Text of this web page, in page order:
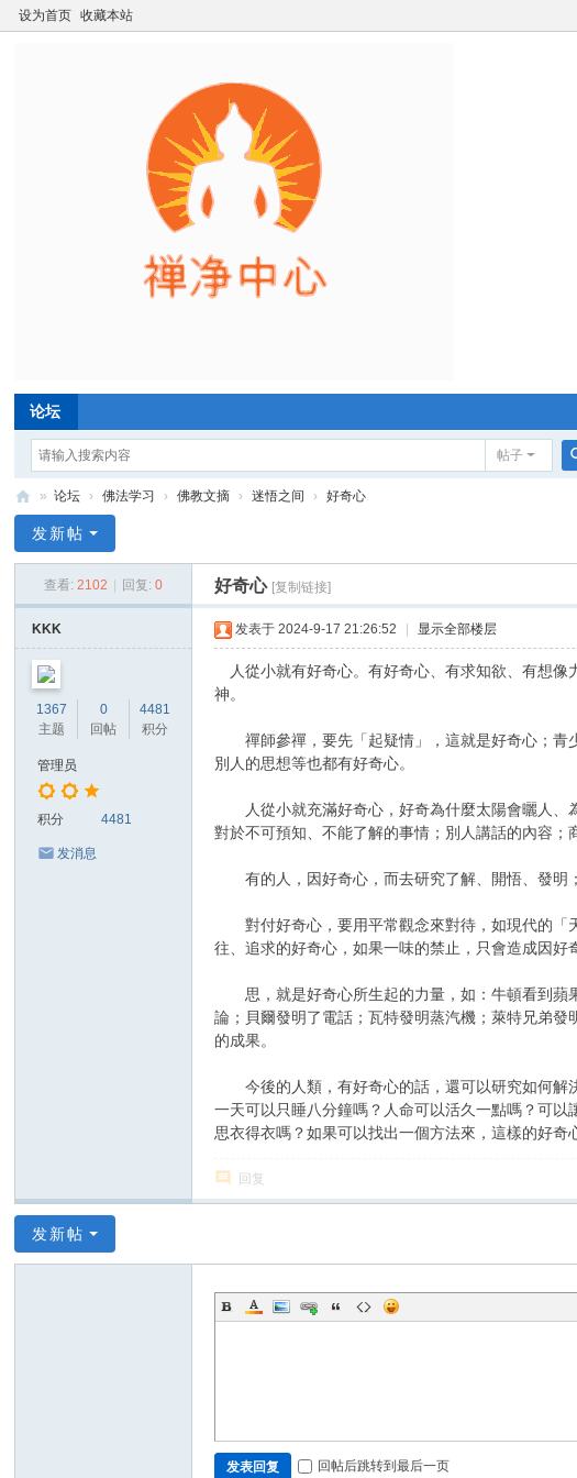
设为首页 收藏本站
论坛
帖子
净
心
» 论坛 › 佛法学习 › 佛教文摘 › 迷悟之间 › 好奇心
发新帖
查看: 2102 回复: 0 好奇心 [复制链接]
KKK
1367
主题
0
回帖
4481
积分
管理员
积分 4481
发消息
发表于 2024-9-17 21:26:52 显示全部楼层
人從小就有好奇心。有好奇心、有求知欲、有想像
神。
禪師參禪，要先「起疑情」，這就是好奇心；青少
別人的思想等也都有好奇心。
人從小就充滿好奇心，好奇為什麼太陽會曬人、
對於不可預知、不能了解的事情；別人講話的內容；
有的人，因好奇心，而去研究了解、開悟、發明
對付好奇心，要用平常觀念來對待，如現代的「
往、追求的好奇心，如果一味的禁止，只會造成因好
思，就是好奇心所生起的力量，如：牛頓看到蘋
論；貝爾發明了電話；瓦特發明蒸汽機；萊特兄弟
的成果。
今後的人類，有好奇心的話，還可以研究如何解
一天可以只睡八分鐘嗎？人命可以活久一點嗎？可
思衣得衣嗎？如果可以找出一個方法來，這樣的好奇
回复
发新帖
发表回复 回帖后跳转到最后一页